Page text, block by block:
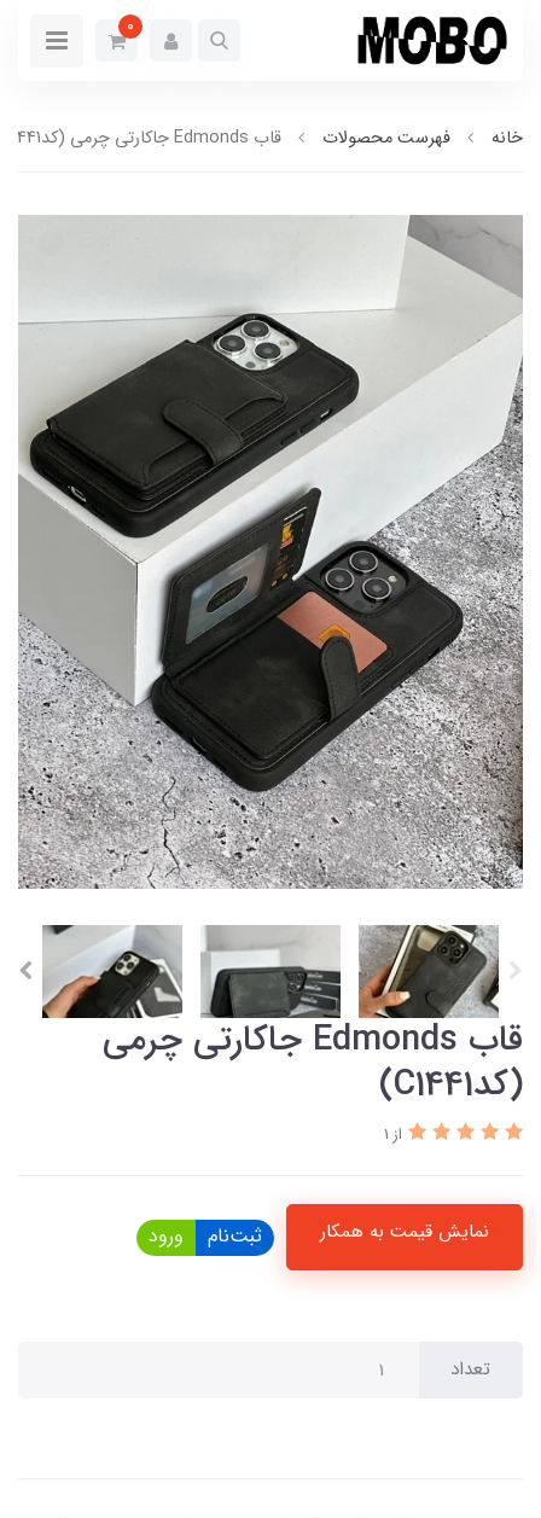
0
خانه فهرست محصولات قاب Edmonds جاکارتی چرمی (کدC1441)
قاب Edmonds جاکارتی چرمی
(کدC1441)
از 1
نمایش قیمت به همکار ثبت‌نام ورود
تعداد